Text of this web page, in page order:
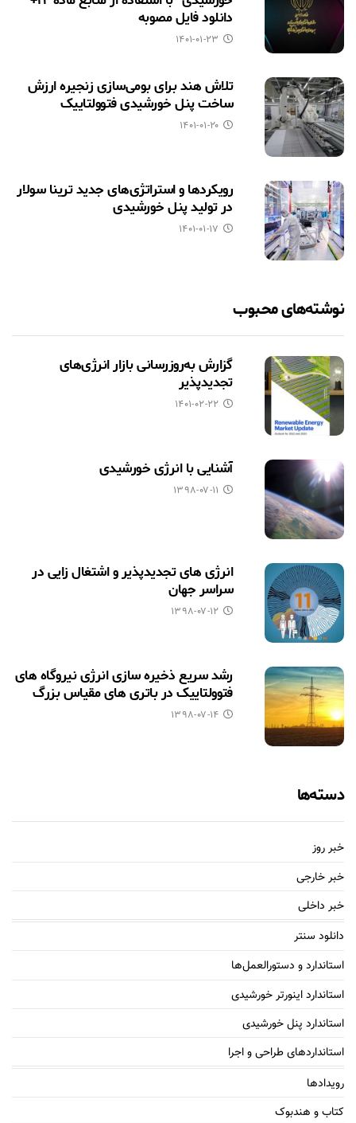
دانلود فایل مصوبه
۱۴۰۱-۰۱-۲۳
تلاش هند برای بومی‌سازی زنجیره ارزش
ساخت پنل خورشیدی فتوولتاییک
۱۴۰۱-۰۱-۲۰
رویکردها و استراتژی‌های جدید ترینا سولار
در تولید پنل خورشیدی
۱۴۰۱-۰۱-۱۷
نوشته‌های محبوب
گزارش به‌روزرسانی بازار انرژی‌های
تجدیدپذیر
۱۴۰۱-۰۲-۲۲
آشنایی با انرژی خورشیدی
۱۳۹۸-۰۷-۱۱
انرژی های تجدیدپذیر و اشتغال زایی در
سراسر جهان
۱۳۹۸-۰۷-۱۲
رشد سریع ذخیره سازی انرژی نیروگاه های
فتوولتاییک در باتری های مقیاس بزرگ
۱۳۹۸-۰۷-۱۴
دسته‌ها
خبر روز
خبر خارجی
خبر داخلی
دانلود سنتر
استاندارد و دستورالعمل‌ها
استاندارد اینورتر خورشیدی
استاندارد پنل خورشیدی
استانداردهای طراحی و اجرا
رویدادها
کتاب و هندبوک